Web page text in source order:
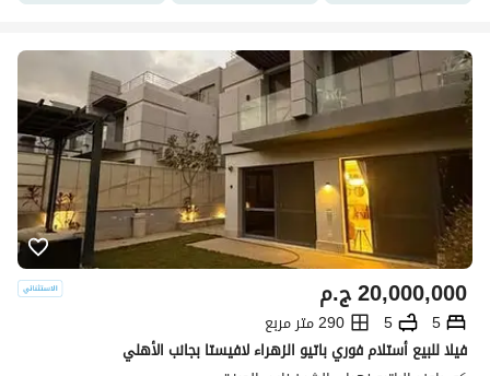
ج.م20,000,000
5
5
290 متر مربع
فيلا للبيع أستلام فوري باتيو الزهراء لافيستا بجانب الأهلي